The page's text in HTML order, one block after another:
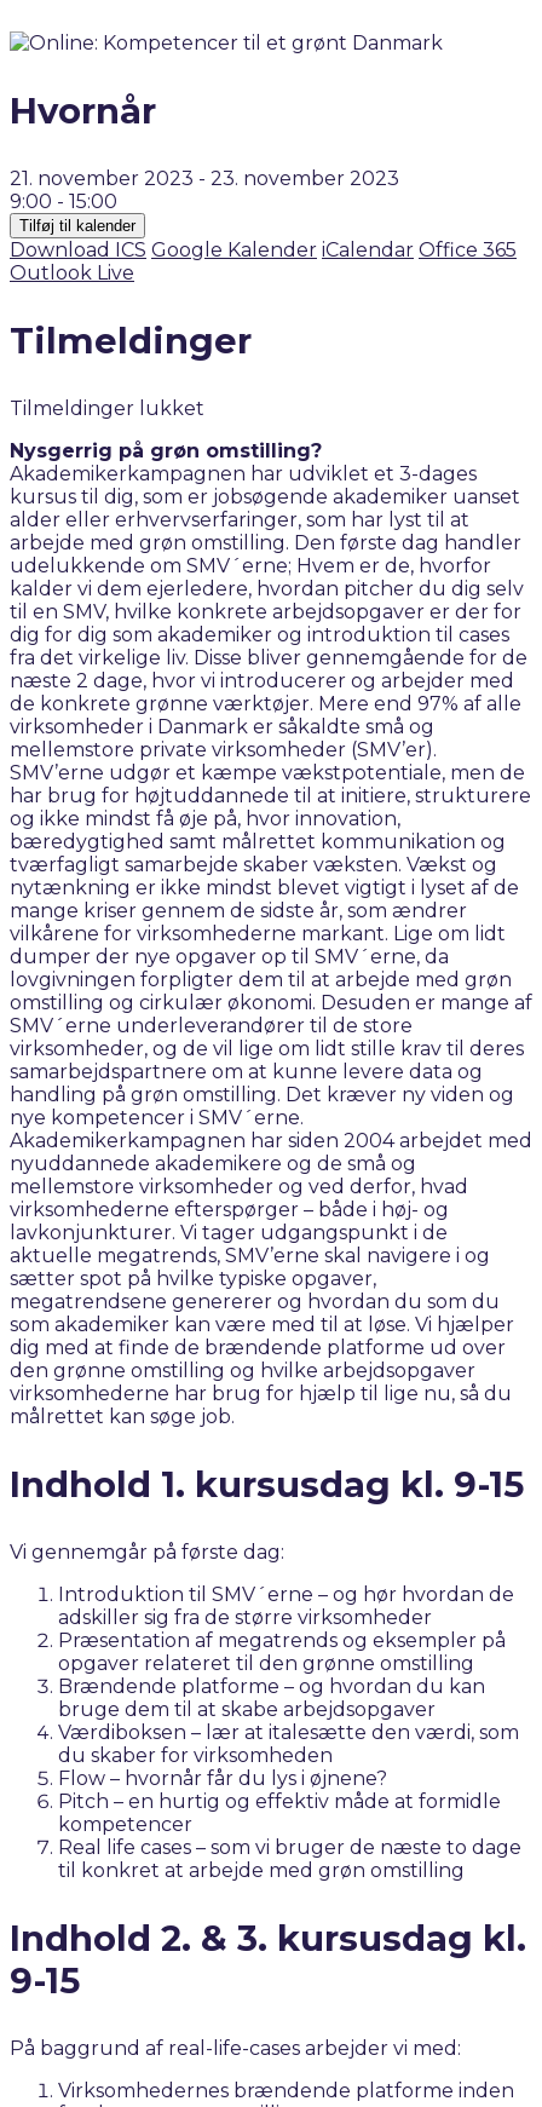
Hvornår
21. november 2023 - 23. november 2023
9:00 - 15:00
Tilføj til kalender
Download ICS Google Kalender iCalendar Office 365
Outlook Live
Tilmeldinger
Tilmeldinger lukket
Nysgerrig på grøn omstilling?
Akademikerkampagnen har udviklet et 3-dages
kursus til dig, som er jobsøgende akademiker uanset
alder eller erhvervserfaringer, som har lyst til at
arbejde med grøn omstilling. Den første dag handler
udelukkende om SMV´erne; Hvem er de, hvorfor
kalder vi dem ejerledere, hvordan pitcher du dig selv
til en SMV, hvilke konkrete arbejdsopgaver er der for
dig for dig som akademiker og introduktion til cases
fra det virkelige liv. Disse bliver gennemgående for de
næste 2 dage, hvor vi introducerer og arbejder med
de konkrete grønne værktøjer. Mere end 97% af alle
virksomheder i Danmark er såkaldte små og
mellemstore private virksomheder (SMV’er).
SMV’erne udgør et kæmpe vækstpotentiale, men de
har brug for højtuddannede til at initiere, strukturere
og ikke mindst få øje på, hvor innovation,
bæredygtighed samt målrettet kommunikation og
tværfagligt samarbejde skaber væksten. Vækst og
nytænkning er ikke mindst blevet vigtigt i lyset af de
mange kriser gennem de sidste år, som ændrer
vilkårene for virksomhederne markant. Lige om lidt
dumper der nye opgaver op til SMV´erne, da
lovgivningen forpligter dem til at arbejde med grøn
omstilling og cirkulær økonomi. Desuden er mange af
SMV´erne underleverandører til de store
virksomheder, og de vil lige om lidt stille krav til deres
samarbejdspartnere om at kunne levere data og
handling på grøn omstilling. Det kræver ny viden og
nye kompetencer i SMV´erne.
Akademikerkampagnen har siden 2004 arbejdet med
nyuddannede akademikere og de små og
mellemstore virksomheder og ved derfor, hvad
virksomhederne efterspørger – både i høj- og
lavkonjunkturer. Vi tager udgangspunkt i de
aktuelle megatrends, SMV’erne skal navigere i og
sætter spot på hvilke typiske opgaver,
megatrendsene genererer og hvordan du som du
som akademiker kan være med til at løse. Vi hjælper
dig med at finde de brændende platforme ud over
den grønne omstilling og hvilke arbejdsopgaver
virksomhederne har brug for hjælp til lige nu, så du
målrettet kan søge job.
Indhold 1. kursusdag kl. 9-15
Vi gennemgår på første dag:
Introduktion til SMV´erne – og hør hvordan de
adskiller sig fra de større virksomheder
Præsentation af megatrends og eksempler på
opgaver relateret til den grønne omstilling
Brændende platforme – og hvordan du kan
bruge dem til at skabe arbejdsopgaver
Værdiboksen – lær at italesætte den værdi, som
du skaber for virksomheden
Flow – hvornår får du lys i øjnene?
Pitch – en hurtig og effektiv måde at formidle
kompetencer
Real life cases – som vi bruger de næste to dage
til konkret at arbejde med grøn omstilling
Indhold 2. & 3. kursusdag kl.
9-15
På baggrund af real-life-cases arbejder vi med:
Virksomhedernes brændende platforme inden